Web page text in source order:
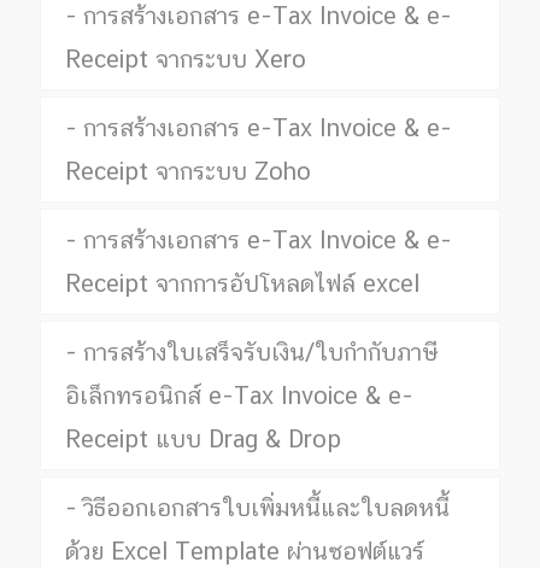
การสร้างเอกสาร e-Tax Invoice & e-
Receipt จากระบบ Xero
การสร้างเอกสาร e-Tax Invoice & e-
Receipt จากระบบ Zoho
การสร้างเอกสาร e-Tax Invoice & e-
Receipt จากการอัปโหลดไฟล์ excel
การสร้างใบเสร็จรับเงิน/ใบกำกับภาษี
อิเล็กทรอนิกส์ e-Tax Invoice & e-
Receipt แบบ Drag & Drop
วิธีออกเอกสารใบเพิ่มหนี้และใบลดหนี้
ด้วย Excel Template ผ่านซอฟต์แวร์